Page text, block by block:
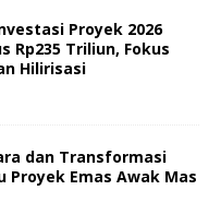
Proyek 2026
Rp235 Triliun, Fokus
Hilirisasi
dan Transformasi
Proyek Emas Awak Mas